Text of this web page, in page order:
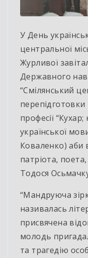
У День
центральної
Журливої
Державного
“Смілянський
перепідготовки
професії
української
Коваленко) аби
патріота,
Тодося
“Мандруюча
називалась
присвячена
молодь
та трагедію